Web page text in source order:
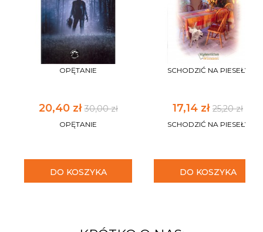
OPĘTANIE
20,40 zł30,00 zł
OPĘTANIE
DO KOSZYKA
SCHODZIĆ NA PIESEŁY
17,14 zł 25,20 zł
SCHODZIĆ NA PIESEŁY
DO KOSZYKA